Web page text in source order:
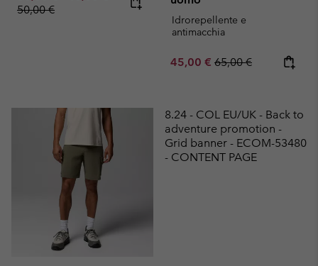
50,00 €
Idrorepellente e
antimacchia
Sale price:
45,00 € Regular price:
65,00 €
8.24 - COL EU/UK - Back to
adventure promotion -
Grid banner - ECOM-53480
- CONTENT PAGE